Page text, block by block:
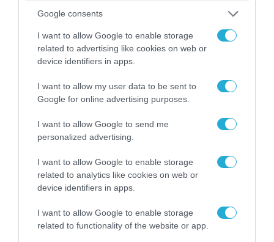
Google consents
I want to allow Google to enable storage
related to advertising like cookies on web or
device identifiers in apps.
I want to allow my user data to be sent to
Google for online advertising purposes.
I want to allow Google to send me
personalized advertising.
I want to allow Google to enable storage
related to analytics like cookies on web or
device identifiers in apps.
I want to allow Google to enable storage
related to functionality of the website or app.
08.08.2026 | 11:02
προειδοποίησε – «Θα μας διαλύσει μια
μετωπική σύγκρουση με το Ιράν» – Τι
πρότεινε
08.08.2026
«αιχμηρή» ανάρτηση του Αρκά
για τα τατουάζ (φωτο)
Στο «κόκκινο» το